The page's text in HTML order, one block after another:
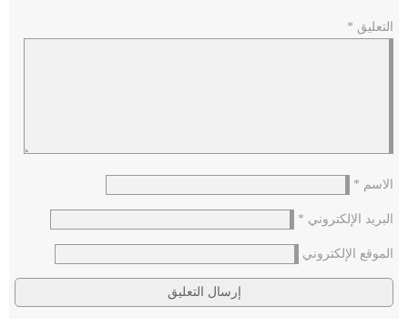
التعليق *
الاسم *
البريد الإلكتروني *
الموقع الإلكتروني